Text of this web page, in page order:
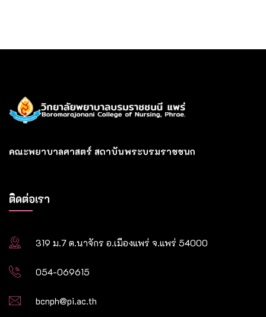
คณะพยาบาลศาสตร์ สถาบันพระบรมราชชนก
ติดต่อเรา
319 ม.7 ต.นาจักร อ.เมืองแพร่ จ.แพร่ 54000
054-069615
bcnph@pi.ac.th